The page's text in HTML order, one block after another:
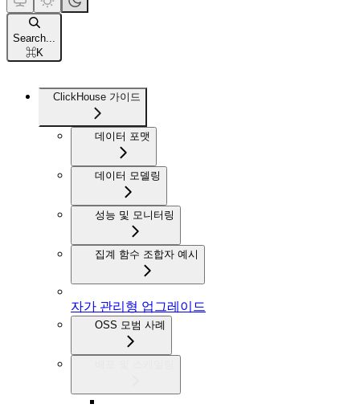
Search...
⌘K
ClickHouse 가이드
데이터 포맷
데이터 모델링
성능 및 모니터링
집계 함수 조합자 예시
자가 관리형 업그레이드
OSS 모범 사례